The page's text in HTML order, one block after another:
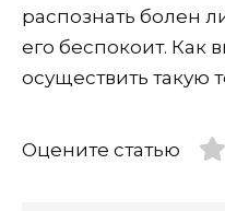
распознать болен
его беспокоит. Как
осуществить такую
Оцените статью